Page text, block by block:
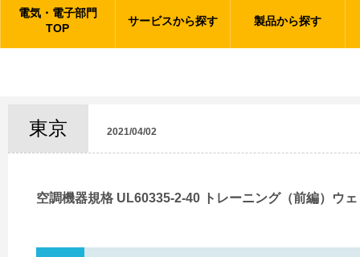
電気・電子部門
TOP
サービスから探す 製品から探す
東京 2021/04/02
空調機器規格 UL60335-2-40 トレーニング（前編）ウ